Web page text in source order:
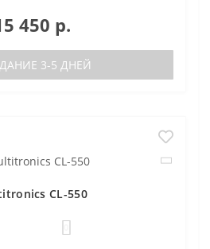
450 р.
3-5 ДНЕЙ
CL-550